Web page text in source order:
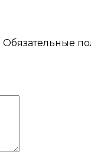
Обязательные